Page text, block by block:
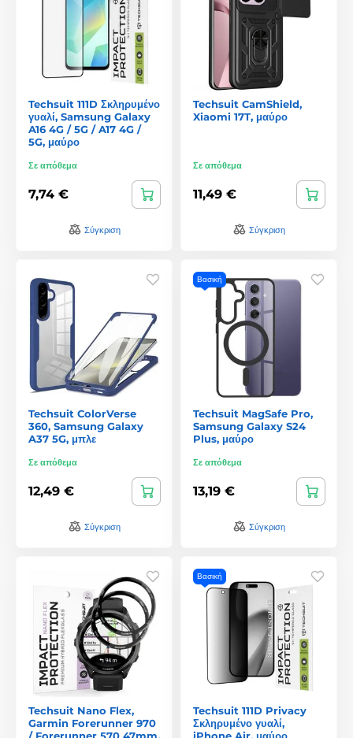
Techsuit 111D Σκληρυμένο
γυαλί, Samsung Galaxy
A16 4G / 5G / A17 4G /
5G, μαύρο
Σε απόθεμα
7,74 €
Σύγκριση
Techsuit CamShield,
Xiaomi 17T, μαύρο
Σε απόθεμα
11,49 €
Σύγκριση
Techsuit ColorVerse
360, Samsung Galaxy
A37 5G, μπλε
Σε απόθεμα
12,49 €
Σύγκριση
Βασική
Techsuit MagSafe Pro,
Samsung Galaxy S24
Plus, μαύρο
Σε απόθεμα
13,19 €
Σύγκριση
Techsuit Nano Flex,
Garmin Forerunner 970
/ Forerunner 570 47mm,
Βασική
Techsuit 111D Privacy
Σκληρυμένο γυαλί,
iPhone Air, μαύρο